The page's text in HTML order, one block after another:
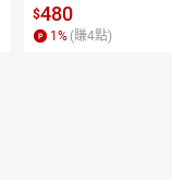
典新編版）【電子
書】
$480
1 % (賺4點)